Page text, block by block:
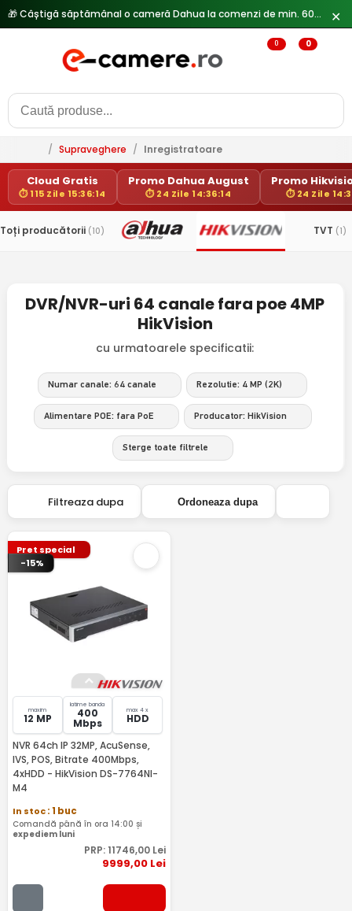
🎁 Câștigă săptămânal o cameră Dahua la comenzi de min. 600 lei — ✕
0 0
/ Supraveghere / Inregistratoare
Cloud Gratis
⏱ 115 Zile 15:36:14
Promo Dahua August
⏱ 24 Zile 14:36:14
Promo
⏱ 24 Zile
Toți producătorii (10) TVT (1)
DVR/NVR-uri 64 canale fara poe 4MP
HikVision
cu urmatoarele specificatii:
Numar canale: 64 canale Rezolutie: 4 MP (2K)
Alimentare POE: fara PoE Producator: HikVision
Sterge toate filtrele
Filtreaza dupa Ordoneaza dupa
Pret special
-15%
maxim
12 MP
latime banda
400
Mbps
max 4 x
HDD
NVR 64ch IP 32MP, AcuSense,
IVS, POS, Bitrate 400Mbps,
4xHDD - HikVision DS-7764NI-
M4
In stoc: 1 buc
Comandă până în ora 14:00 și
expediem luni
PRP: 11746,00Lei
9999,00Lei